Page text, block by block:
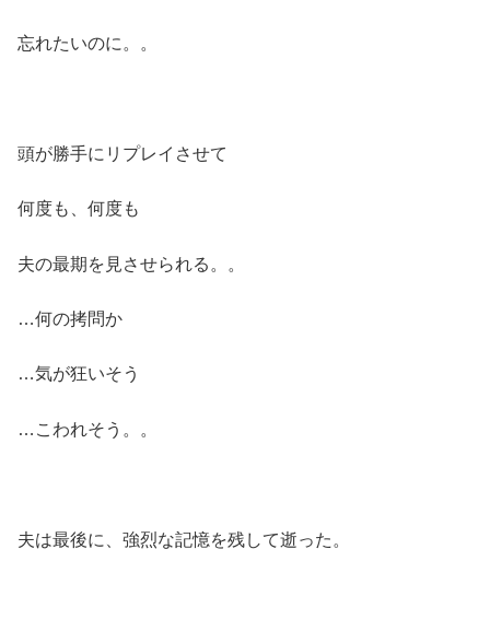
忘れたいのに。。
頭が勝手にリプレイさせて
何度も、何度も
夫の最期を見させられる。。
…何の拷問か
…気が狂いそう
…こわれそう。。
夫は最後に、強烈な記憶を残して逝った。